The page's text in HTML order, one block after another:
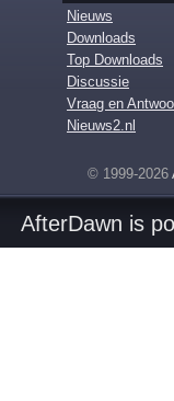
Nieuws
Downloads
Top Downloads
Discussie
Vraag en
Nieuws2.nl
© 1999-2026
AfterDawn is